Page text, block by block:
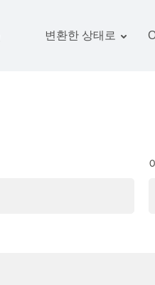
변환한 상태로